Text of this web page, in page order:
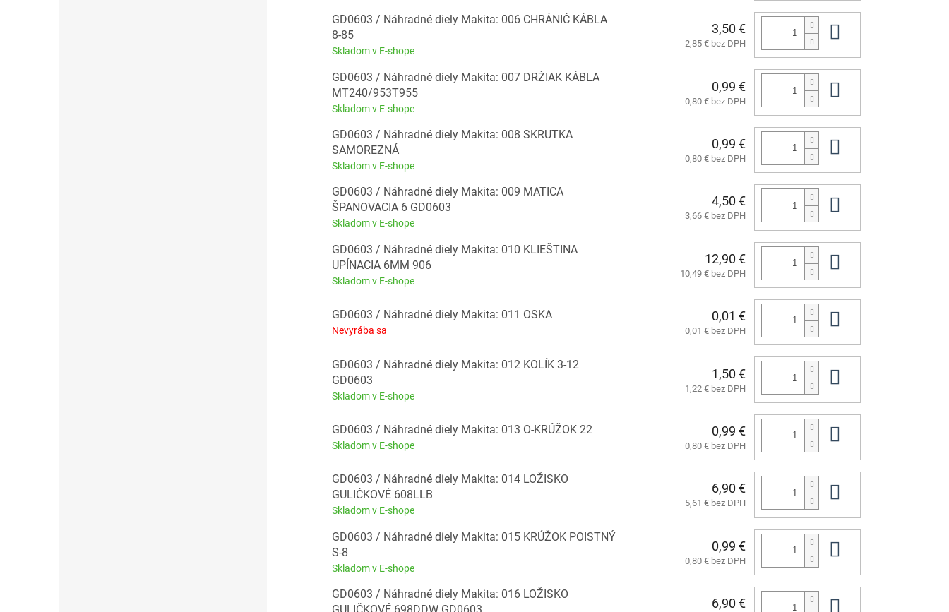
GD0603 / Náhradné diely Makita: 006 CHRÁNIČ KÁBLA
8-85
Skladom v E-shope
3,50 €
2,85 € bez DPH
GD0603 / Náhradné diely Makita: 007 DRŽIAK KÁBLA
MT240/953T955
Skladom v E-shope
0,99 €
0,80 € bez DPH
GD0603 / Náhradné diely Makita: 008 SKRUTKA
SAMOREZNÁ
Skladom v E-shope
0,99 €
0,80 € bez DPH
GD0603 / Náhradné diely Makita: 009 MATICA
ŠPANOVACIA 6 GD0603
Skladom v E-shope
4,50 €
3,66 € bez DPH
GD0603 / Náhradné diely Makita: 010 KLIEŠTINA
UPÍNACIA 6MM 906
Skladom v E-shope
12,90 €
10,49 € bez DPH
GD0603 / Náhradné diely Makita: 011 OSKA
Nevyrába sa
0,01 €
0,01 € bez DPH
GD0603 / Náhradné diely Makita: 012 KOLÍK 3-12
GD0603
Skladom v E-shope
1,50 €
1,22 € bez DPH
GD0603 / Náhradné diely Makita: 013 O-KRÚŽOK 22
Skladom v E-shope
0,99 €
0,80 € bez DPH
GD0603 / Náhradné diely Makita: 014 LOŽISKO
GULIČKOVÉ 608LLB
Skladom v E-shope
6,90 €
5,61 € bez DPH
GD0603 / Náhradné diely Makita: 015 KRÚŽOK POISTNÝ
S-8
Skladom v E-shope
0,99 €
0,80 € bez DPH
GD0603 / Náhradné diely Makita: 016 LOŽISKO
6,90 €